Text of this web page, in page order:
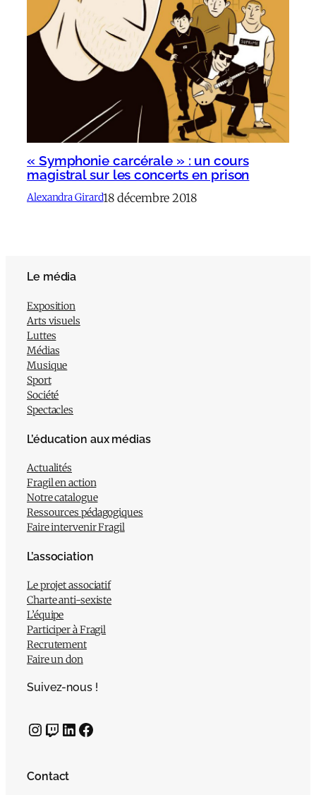
« Symphonie carcérale » : un cours
magistral sur les concerts en prison
Alexandra Girard18 décembre 2018
Le média
Exposition
Arts visuels
Luttes
Médias
Musique
Sport
Société
Spectacles
L’éducation aux médias
Actualités
Fragil en action
Notre catalogue
Ressources pédagogiques
Faire intervenir Fragil
L’association
Le projet associatif
Charte anti-sexiste
L’équipe
Participer à Fragil
Recrutement
Faire un don
Suivez-nous !
InstagramTwitch LinkedIn Facebook
Contact